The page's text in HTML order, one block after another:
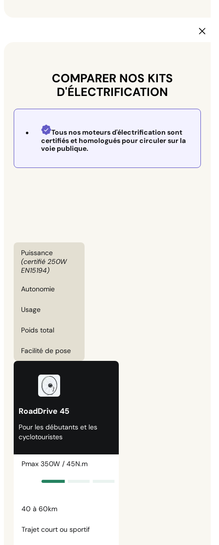
COMPARER NOS KITS
D'ÉLECTRIFICATION
Tous nos moteurs d'électrification sont
certifiés et homologués pour circuler sur la
voie publique.
Puissance
(certifié 250W
EN15194)
Autonomie
Usage
Poids total
Facilité de pose
RoadDrive 45
Pour les débutants et les
cyclotouristes
Pmax 350W / 45N.m
40 à 60km
Trajet court ou sportif